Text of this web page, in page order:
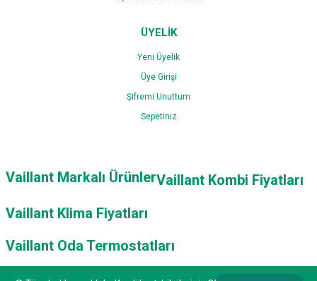
ÜYELİK
Yeni Üyelik
Üye Girişi
Şifremi Unuttum
Sepetiniz
Vaillant Markalı ÜrünlerVaillant Kombi Fiyatları
Vaillant Klima Fiyatları
Vaillant Oda Termostatları